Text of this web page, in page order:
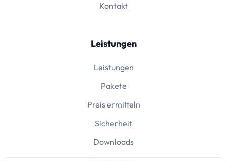
Kontakt
Leistungen
Leistungen
Pakete
Preis ermitteln
Sicherheit
Downloads